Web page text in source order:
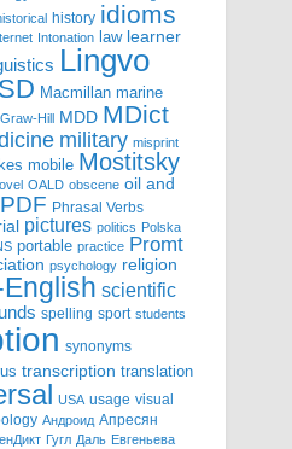
history idioms
Intonation law learner
Lingvo
Macmillan marine
Hill MDD MDict
military misprint
mobile Mostitsky
OALD obscene oil and
PDF Phrasal Verbs
pictures politics Polska
portable practice Promt
psychology religion
scientific
spelling sport students
synonyms
transcription translation
USA usage visual
Андроид Апресян
Гугл Даль Евгеньева